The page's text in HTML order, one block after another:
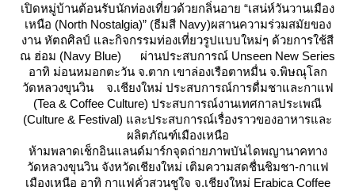
เปิดหมู่บ้านต้อนรับนักท่องเที่ยวด้วยกลิ่นอาย “เสน่ห์วันวานเมือง
เหนือ (North Nostalgia)” (ธีมสี Navy)ผสานความร่วมสมัยของ
งาน หัตถศิลป์ และกิจกรรมท่องเที่ยวรูปแบบใหม่ๆ ด้วยการใช้สี
ณ ฮ่อม (Navy Blue) ผ่านประสบการณ์ Unseen New Series
อาทิ ม่อนหมอกตะวัน จ.ตาก เขาล่องเรือตาหมื่น จ.พิษณุโลก
วัดหลวงขุนวิน จ.เชียงใหม่ ประสบการณ์การดื่มชาและกาแฟ
(Tea & Coffee Culture) ประสบการณ์งานเทศกาลประเพณี
(Culture & Festival) และประสบการณ์เรื่องราวของอาหารและ
ผลิตภัณฑ์เมืองเหนือ
ห้ามพลาดเช็กอินแลนด์มาร์กจุดถ่ายภาพบันไดพญานาคทาง
วัดหลวงขุนวิน จังหวัดเชียงใหม่ เติมความสดชื่นชิมชา-กาแฟ
เมืองเหนือ อาทิ กาแฟคั่วสวนชูใจ จ.เชียงใหม่ Erabica Coffee